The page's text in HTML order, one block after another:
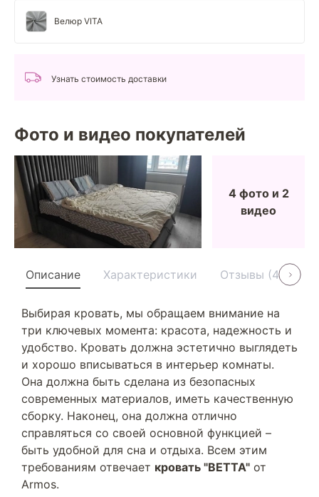
Велюр VITA
Узнать стоимость доставки
Фото и видео покупателей
4 фото и 2
видео
Описание Характеристики Отзывы (4)
Выбирая кровать, мы обращаем внимание на
три ключевых момента: красота, надежность и
удобство. Кровать должна эстетично выглядеть
и хорошо вписываться в интерьер комнаты.
Она должна быть сделана из безопасных
современных материалов, иметь качественную
сборку. Наконец, она должна отлично
справляться со своей основной функцией –
быть удобной для сна и отдыха. Всем этим
требованиям отвечает кровать "BETTA" от
Armos.